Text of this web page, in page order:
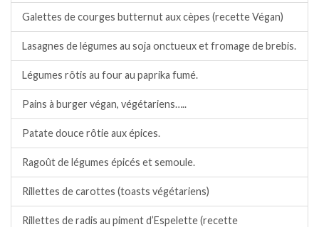
Galettes de courges butternut aux cèpes (recette Végan)
Lasagnes de légumes au soja onctueux et fromage de brebis.
Légumes rôtis au four au paprika fumé.
Pains à burger végan, végétariens…..
Patate douce rôtie aux épices.
Ragoût de légumes épicés et semoule.
Rillettes de carottes (toasts végétariens)
Rillettes de radis au piment d’Espelette (recette